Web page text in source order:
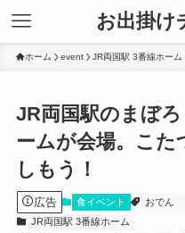
お出掛け
ホーム event JR両国駅 3番線ホーム
JR両国駅のまぼ
ームが会場。こ
しもう！
広告 食イベント おでん
JR両国駅 3番線ホーム